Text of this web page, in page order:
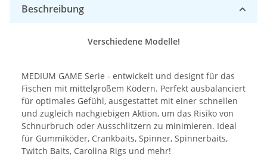
Beschreibung
Verschiedene Modelle!
MEDIUM GAME Serie - entwickelt und designt für das
Fischen mit mittelgroßem Ködern. Perfekt ausbalanciert
für optimales Gefühl, ausgestattet mit einer schnellen
und zugleich nachgiebigen Aktion, um das Risiko von
Schnurbruch oder Ausschlitzern zu minimieren. Ideal
für Gummiköder, Crankbaits, Spinner, Spinnerbaits,
Twitch Baits, Carolina Rigs und mehr!